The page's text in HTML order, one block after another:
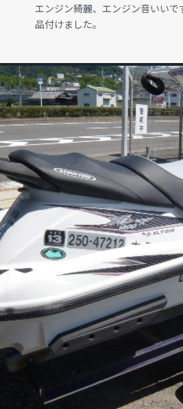
エンジン綺麗、エンジン音いいで
品付けました。